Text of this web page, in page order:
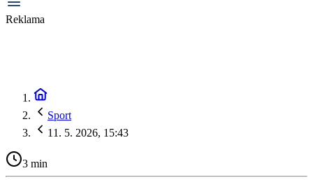
Reklama
Sport
11. 5. 2026, 15:43
3 min